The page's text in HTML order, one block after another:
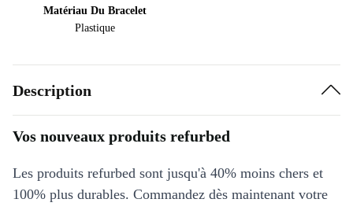
Matériau Du Bracelet
Plastique
Description
Vos nouveaux produits refurbed
Les produits refurbed sont jusqu'à 40% moins chers et
100% plus durables. Commandez dès maintenant votre